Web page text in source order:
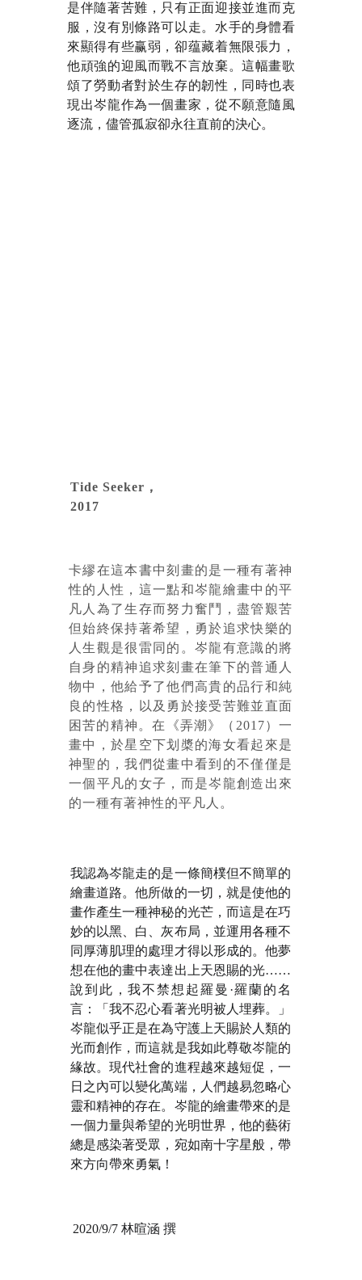
是伴隨著苦難，只有正面迎接並進而克
服，沒有別條路可以走。水手的身體看
來顯得有些赢弱，卻蕴藏着無限張力，
他頑強的迎風而戰不言放棄。這幅畫歌
頌了勞動者對於生存的韌性，同時也表
現出岑龍作為一個畫家，從不願意隨風
逐流，儘管孤寂卻永往直前的決心。
卡繆在這本書中刻畫的是一種有著神
性的人性，這一點和岑龍繪畫中的平
凡人為了生存而努力奮鬥，盡管艱苦
但始終保持著希望，勇於追求快樂的
人生觀是很雷同的。岑龍有意識的將
自身的精神追求刻畫在筆下的普通人
物中，他給予了他們高貴的品行和純
良的性格，以及勇於接受苦難並直面
困苦的精神。在《弄潮》（2017）一
畫中，於星空下划槳的海女看起來是
神聖的，我們從畫中看到的不僅僅是
一個平凡的女子，而是岑龍創造出來
的一種有著神性的平凡人。
Tide Seeker，
2017
我認為岑龍走的是一條簡樸但不簡單的
繪畫道路。他所做的一切，就是使他的
畫作產生一種神秘的光芒，而這是在巧
妙的以黑、白、灰布局，並運用各種不
同厚薄肌理的處理才得以形成的。他夢
想在他的畫中表達出上天恩賜的光……
說到此，我不禁想起羅曼·羅蘭的名
言：「我不忍心看著光明被人埋葬。」
岑龍似乎正是在為守護上天賜於人類的
光而創作，而這就是我如此尊敬岑龍的
緣故。現代社會的進程越來越短促，一
日之內可以變化萬端，人們越易忽略心
靈和精神的存在。岑龍的繪畫帶來的是
一個力量與希望的光明世界，他的藝術
總是感染著受眾，宛如南十字星般，帶
來方向帶來勇氣！
2020/9/7 林暄涵 撰